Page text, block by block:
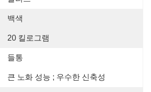
백색
20 킬로그램
들통
큰 노화 성능 ; 우수한 신축성